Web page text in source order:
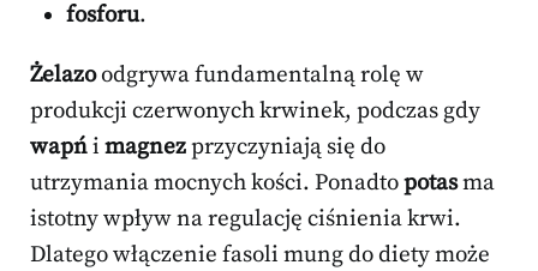
fosforu.
Żelazoodgrywa fundamentalną rolę w
produkcji czerwonych krwinek, podczas gdy
wapńi magnezprzyczyniają się do
utrzymania mocnych kości. Ponadtopotasma
istotny wpływ na regulację ciśnienia krwi.
Dlatego włączenie fasoli mung do diety może